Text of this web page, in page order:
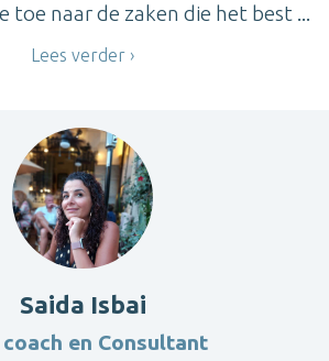
toe naar de zaken die het best ...
Lees verder
Saida Isbai
en Consultant